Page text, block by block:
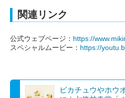
関連リンク
公式ウェブページ： https://
スペシャルムービー： https://
ピカチュウやホウ